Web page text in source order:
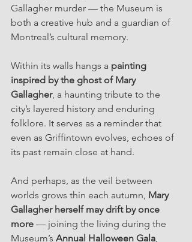
Gallagher murder — the Museum is
both a creative hub and a guardian of
Montreal’s cultural memory.
Within its walls hangs a painting
inspired by the ghost of Mary
Gallagher, a haunting tribute to the
city’s layered history and enduring
folklore. It serves as a reminder that
even as Griffintown evolves, echoes of
its past remain close at hand.
And perhaps, as the veil between
worlds grows thin each autumn, Mary
Gallagher herself may drift by once
more — joining the living during the
Museum’s Annual Halloween Gala